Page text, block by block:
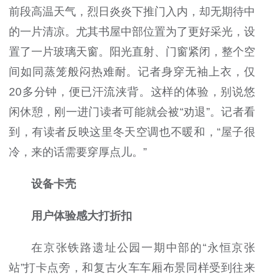
前段高温天气，烈日炎炎下推门入内，却无期待中
的一片清凉。尤其书屋中部位置为了更好采光，设
置了一片玻璃天窗。阳光直射、门窗紧闭，整个空
间如同蒸笼般闷热难耐。记者身穿无袖上衣，仅
20多分钟，便已汗流浃背。这样的体验，别说悠
闲休憩，刚一进门读者可能就会被“劝退”。记者看
到，有读者反映这里冬天空调也不暖和，“屋子很
冷，来的话需要穿厚点儿。”
设备卡壳
用户体验感大打折扣
在京张铁路遗址公园一期中部的“永恒京张
站”打卡点旁，和复古火车车厢布景同样受到往来